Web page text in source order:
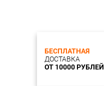
БЕСПЛАТНАЯ
ДОСТАВКА
ОТ 10000 РУБЛЕЙ